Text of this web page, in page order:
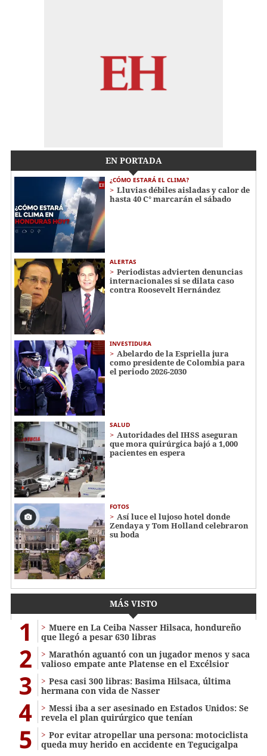
EN PORTADA
¿CÓMO ESTARÁ EL CLIMA?
Lluvias débiles aisladas y calor de
hasta 40 C° marcarán el sábado
ALERTAS
Periodistas advierten denuncias
internacionales si se dilata caso
contra Roosevelt Hernández
INVESTIDURA
Abelardo de la Espriella jura
como presidente de Colombia para
el periodo 2026-2030
SALUD
Autoridades del IHSS aseguran
que mora quirúrgica bajó a 1,000
pacientes en espera
FOTOS
Así luce el lujoso hotel donde
Zendaya y Tom Holland celebraron
su boda
MÁS VISTO
1
Muere en La Ceiba Nasser Hilsaca, hondureño
que llegó a pesar 630 libras
2
Marathón aguantó con un jugador menos y saca
valioso empate ante Platense en el Excélsior
3
Pesa casi 300 libras: Basima Hilsaca, última
hermana con vida de Nasser
4
Messi iba a ser asesinado en Estados Unidos: Se
revela el plan quirúrgico que tenían
5
Por evitar atropellar una persona: motociclista
queda muy herido en accidente en Tegucigalpa